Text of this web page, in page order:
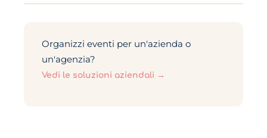
Organizzi eventi per un'azienda o
un'agenzia?
Vedi le soluzioni aziendali →